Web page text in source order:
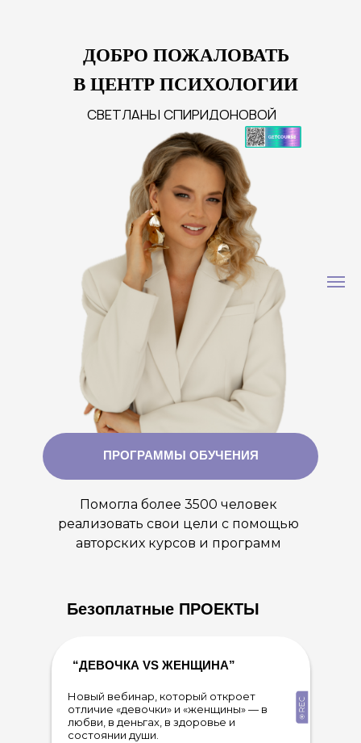
СВЕТЛАНЫ СПИРИДОНОВОЙ
ДОБРО ПОЖАЛОВАТЬ
В ЦЕНТР ПСИХОЛОГИИ
ПРОГРАММЫ ОБУЧЕНИЯ
Помогла более 3500 человек
реализовать свои цели с помощью
авторских курсов и программ
“ДЕВОЧКА VS ЖЕНЩИНА”
Новый вебинар, который откроет
отличие «девочки» и «женщины» — в
любви, в деньгах, в здоровье и
состоянии души.
Безоплатные ПРОЕКТЫ